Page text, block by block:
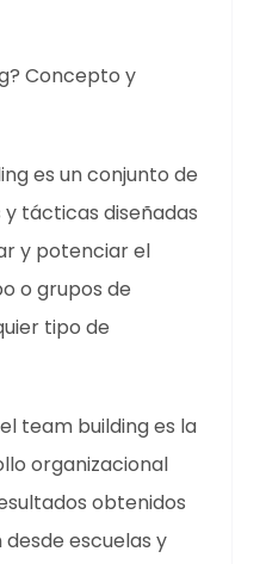
Concepto y
es un conjunto de
tácticas diseñadas
y potenciar el
o grupos de
tipo de
team building es la
organizacional
obtenidos
escuelas y